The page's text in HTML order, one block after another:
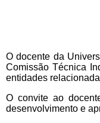
O docente da
Comissão Técnica
entidades
O convite ao
desenvolvimento e